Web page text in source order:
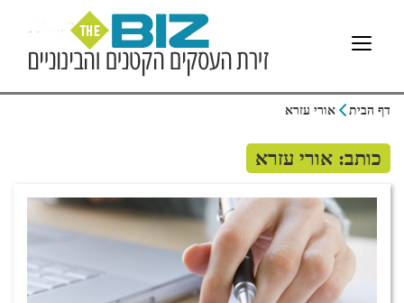
דף הבית אורי עזרא
כותב: אורי עזרא